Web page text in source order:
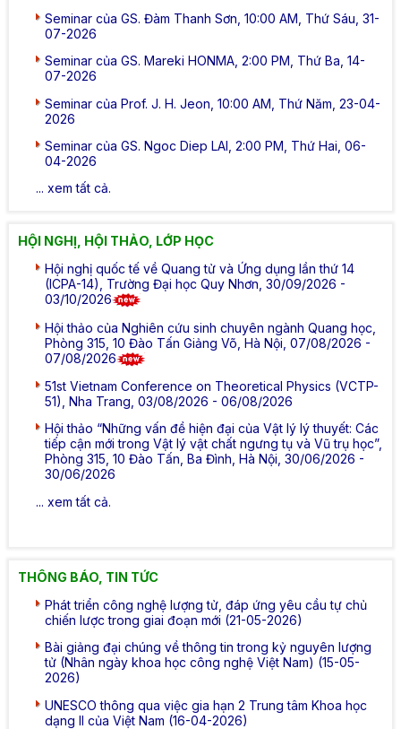
Seminar của GS. Đàm Thanh Sơn, 10:00 AM, Thứ Sáu, 31-
07-2026
Seminar của GS. Mareki HONMA, 2:00 PM, Thứ Ba, 14-
07-2026
Seminar của Prof. J. H. Jeon, 10:00 AM, Thứ Năm, 23-04-
2026
Seminar của GS. Ngoc Diep LAI, 2:00 PM, Thứ Hai, 06-
04-2026
... xem tất cả.
HỘI NGHỊ, HỘI THẢO, LỚP HỌC
Hội nghị quốc tế về Quang tử và Ứng dụng lần thứ 14
(ICPA-14), Trường Đại học Quy Nhơn, 30/09/2026 -
03/10/2026
Hội thảo của Nghiên cứu sinh chuyên ngành Quang học,
Phòng 315, 10 Đào Tấn Giảng Võ, Hà Nội, 07/08/2026 -
07/08/2026
51st Vietnam Conference on Theoretical Physics (VCTP-
51), Nha Trang, 03/08/2026 - 06/08/2026
Hội thảo “Những vấn đề hiện đại của Vật lý lý thuyết: Các
tiếp cận mới trong Vật lý vật chất ngưng tụ và Vũ trụ học”,
Phòng 315, 10 Đào Tấn, Ba Đình, Hà Nội, 30/06/2026 -
30/06/2026
... xem tất cả.
THÔNG BÁO, TIN TỨC
Phát triển công nghệ lượng tử, đáp ứng yêu cầu tự chủ
chiến lược trong giai đoạn mới (21-05-2026)
Bài giảng đại chúng về thông tin trong kỷ nguyên lượng
tử (Nhân ngày khoa học công nghệ Việt Nam) (15-05-
2026)
UNESCO thông qua việc gia hạn 2 Trung tâm Khoa học
dạng II của Việt Nam (16-04-2026)